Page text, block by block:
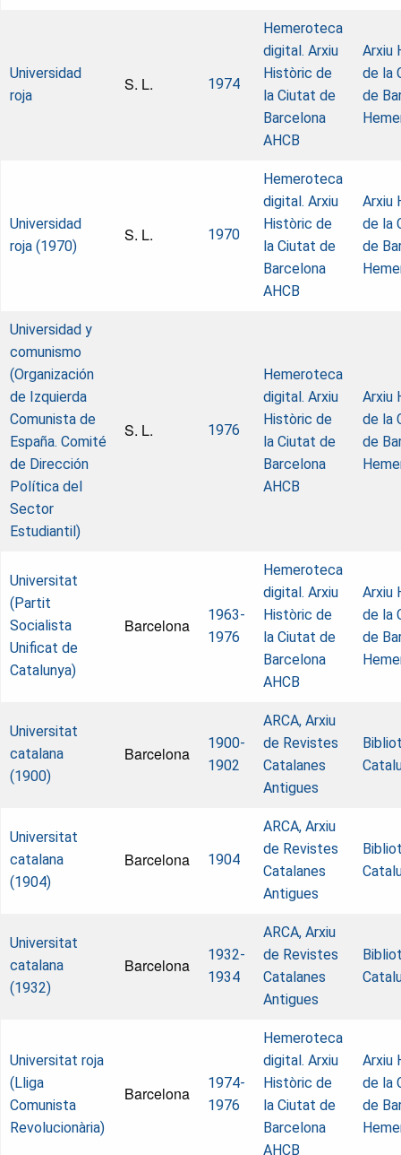
Universidad
roja
S. L. 1974
Hemeroteca
digital. Arxiu
Històric de
la Ciutat de
Barcelona
AHCB
Arxiu
de la
de
Universidad
roja (1970)
S. L. 1970
Hemeroteca
digital. Arxiu
Històric de
la Ciutat de
Barcelona
AHCB
Arxiu
de la
de
Universidad y
comunismo
(Organización
de Izquierda
Comunista de
España. Comité
de Dirección
Política del
Sector
Estudiantil)
S. L. 1976
Hemeroteca
digital. Arxiu
Històric de
la Ciutat de
Barcelona
AHCB
Arxiu
de la
de
Universitat
(Partit
Socialista
Unificat de
Catalunya)
Barcelona
1963-
1976
Hemeroteca
digital. Arxiu
Històric de
la Ciutat de
Barcelona
AHCB
Arxiu
de la
de
Universitat
catalana
(1900)
Barcelona
1900-
1902
ARCA, Arxiu
de Revistes
Catalanes
Antigues
Universitat
catalana
(1904)
Barcelona 1904
ARCA, Arxiu
de Revistes
Catalanes
Antigues
Universitat
catalana
(1932)
Barcelona
1932-
1934
ARCA, Arxiu
de Revistes
Catalanes
Antigues
Universitat roja
(Lliga
Comunista
Revolucionària)
Barcelona
1974-
1976
Hemeroteca
digital. Arxiu
Històric de
la Ciutat de
Barcelona
AHCB
Arxiu
de la
de